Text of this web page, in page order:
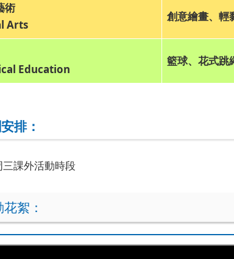
術
Arts
創意繪畫、輕
Education
籃球、花式跳
排：
三課外活動時段
絮：